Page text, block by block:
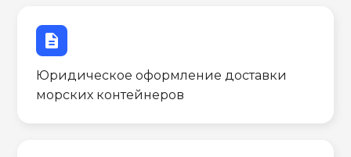
description
Юридическое оформление доставки
морских контейнеров